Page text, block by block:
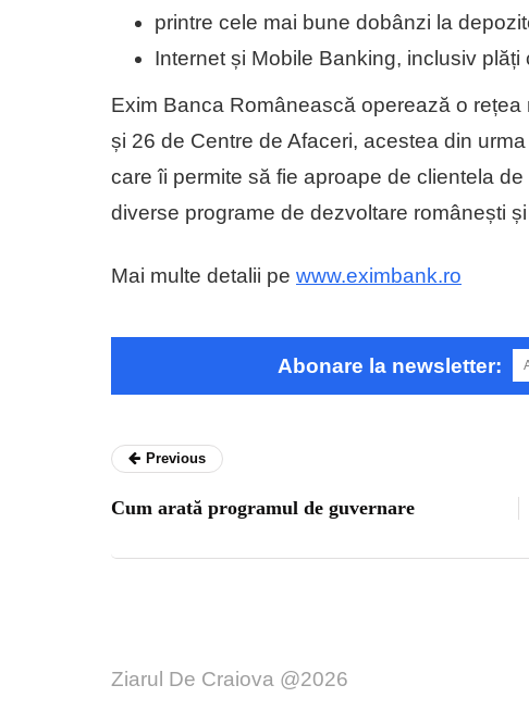
printre cele mai bune dobânzi la
Internet și Mobile Banking, inclusiv plăți
Exim Banca Românească operează o
și 26 de Centre de Afaceri, acestea din
care îi permite să fie aproape de clientela
diverse programe de dezvoltare românești
Mai multe detalii pe www.eximbank.ro
Abonare la newsletter:
Previous
Cum arată programul de guvernare
Ziarul De Craiova @2026